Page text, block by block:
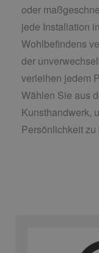
oder
jede Installation
Wohlbefindens
der
verleihen jedem
Wählen Sie aus
Kunsthandwerk,
Persönlichkeit zu